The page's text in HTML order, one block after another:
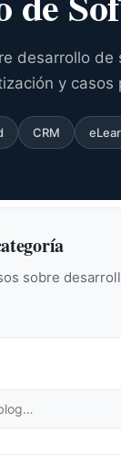
desarrollo
y
CRM
sobre